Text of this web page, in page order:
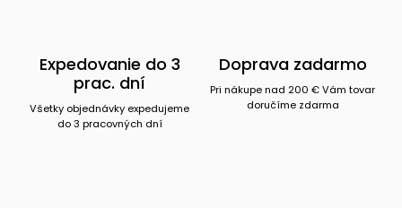
Expedovanie do 3
prac. dní
Všetky objednávky expedujeme
do 3 pracovných dní
Doprava zadarmo
Pri nákupe nad 200 € Vám tovar
doručíme zdarma